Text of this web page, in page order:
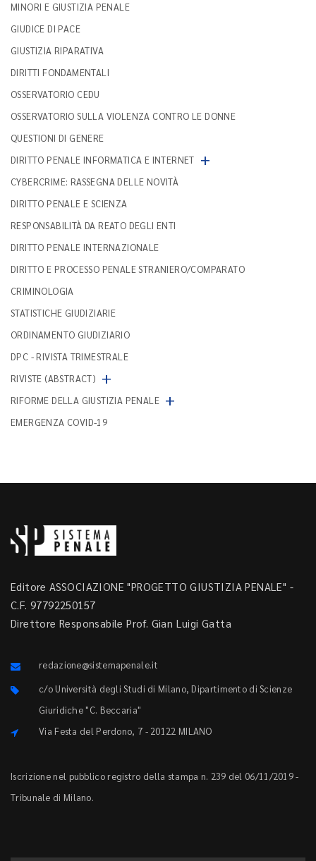
MINORI E GIUSTIZIA PENALE
GIUDICE DI PACE
GIUSTIZIA RIPARATIVA
DIRITTI FONDAMENTALI
OSSERVATORIO CEDU
OSSERVATORIO SULLA VIOLENZA CONTRO LE DONNE
QUESTIONI DI GENERE
DIRITTO PENALE INFORMATICA E INTERNET +
CYBERCRIME: RASSEGNA DELLE NOVITÀ
DIRITTO PENALE E SCIENZA
RESPONSABILITÀ DA REATO DEGLI ENTI
DIRITTO PENALE INTERNAZIONALE
DIRITTO E PROCESSO PENALE STRANIERO/COMPARATO
CRIMINOLOGIA
STATISTICHE GIUDIZIARIE
ORDINAMENTO GIUDIZIARIO
DPC - RIVISTA TRIMESTRALE
RIVISTE (ABSTRACT) +
RIFORME DELLA GIUSTIZIA PENALE +
EMERGENZA COVID-19
Editore ASSOCIAZIONE "PROGETTO GIUSTIZIA PENALE" -
C.F. 97792250157
Direttore Responsabile Prof. Gian Luigi Gatta
redazione@sistemapenale.it
c/o Università degli Studi di Milano, Dipartimento di Scienze
Giuridiche "C. Beccaria"
Via Festa del Perdono, 7 - 20122 MILANO
Iscrizione nel pubblico registro della stampa n. 239 del 06/11/2019 -
Tribunale di Milano.